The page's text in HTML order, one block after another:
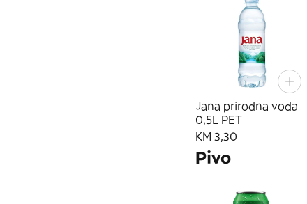
Jana prirodna voda
0,5L PET
KM 3,30
Pivo